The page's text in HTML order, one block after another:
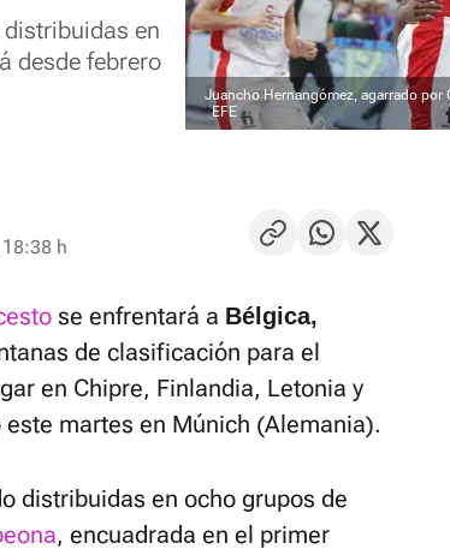
en
desde febrero
Juancho Hernangómez, agarrado por
EFE
h
se enfrentará a Bélgica,
de clasificación para el
en Chipre, Finlandia, Letonia y
martes en Múnich (Alemania).
distribuidas en ocho grupos de
, encuadrada en el primer